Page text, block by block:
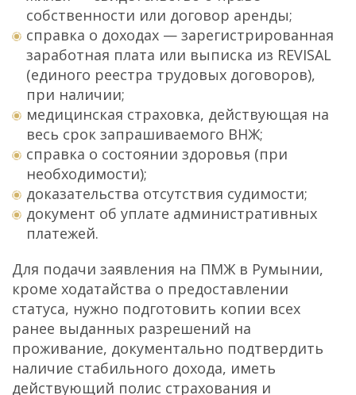
собственности или договор аренды;
справка о доходах — зарегистрированная
заработная плата или выписка из REVISAL
(единого реестра трудовых договоров),
при наличии;
медицинская страховка, действующая на
весь срок запрашиваемого ВНЖ;
справка о состоянии здоровья (при
необходимости);
доказательства отсутствия судимости;
документ об уплате административных
платежей.
Для подачи заявления на ПМЖ в Румынии,
кроме ходатайства о предоставлении
статуса, нужно подготовить копии всех
ранее выданных разрешений на
проживание, документально подтвердить
наличие стабильного дохода, иметь
действующий полис страхования и